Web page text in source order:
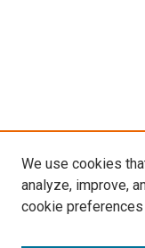
We use cookies
analyze, improve,
cookie